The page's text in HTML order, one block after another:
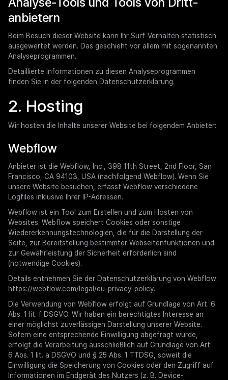
anbietern
Beim Besuch dieser Website kann Ihr Surf-Verhalten statistisch
ausgewertet werden. Das geschieht vor allem mit sogenannten
Analyseprogrammen.
Detaillierte Informationen zu diesen Analyseprogrammen
finden Sie in der folgenden Datenschutzerklärung.
2. Hosting
Wir hosten die Inhalte unserer Website bei folgendem Anbieter:
Webflow
Anbieter ist die Webflow, Inc., 398 11th Street, 2nd Floor, San
Francisco, CA 94103, USA (nachfolgend Webflow). Wenn Sie
unsere Website besuchen, erfasst Webflow verschiedene
Logfiles inklusive Ihrer IP-Adressen.
Webflow ist ein Tool zum Erstellen und zum Hosten von
Websites. Webflow speichert Cookies oder sonstige
Wiedererkennungstechnologien, die für die Darstellung der
Seite, zur Bereitstellung bestimmter Webseitenfunktionen und
zur Gewährleistung der Sicherheit erforderlich sind
(notwendige Cookies).
Details entnehmen Sie der Datenschutzerklärung von Webflow:
https://webflow.com/legal/eu-privacy-policy.
Die Verwendung von Webflow erfolgt auf Grundlage von Art. 6
Abs. 1 lit. f DSGVO. Wir haben ein berechtigtes Interesse an
einer möglichst zuverlässigen Darstellung unserer Website.
Sofern eine entsprechende Einwilligung abgefragt wurde,
erfolgt die Verarbeitung ausschließlich auf Grundlage von Art.
6 Abs. 1 lit. a DSGVO und § 25 Abs. 1 TTDSG, soweit die
Einwilligung die Speicherung von Cookies oder den Zugriff auf
Informationen im Endgerät des Nutzers (z. B. Device-